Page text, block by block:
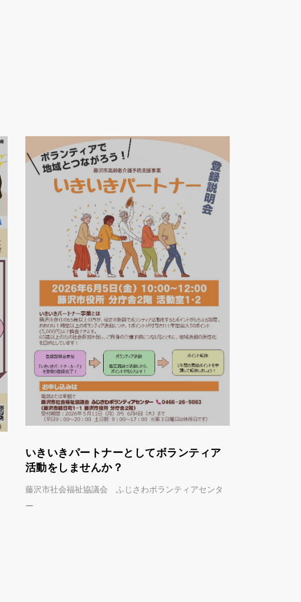
いきいきパートナーとしてボランティア
活動をしませんか？
藤沢市社会福祉協議会 ふじさわボランティアセンタ
ー